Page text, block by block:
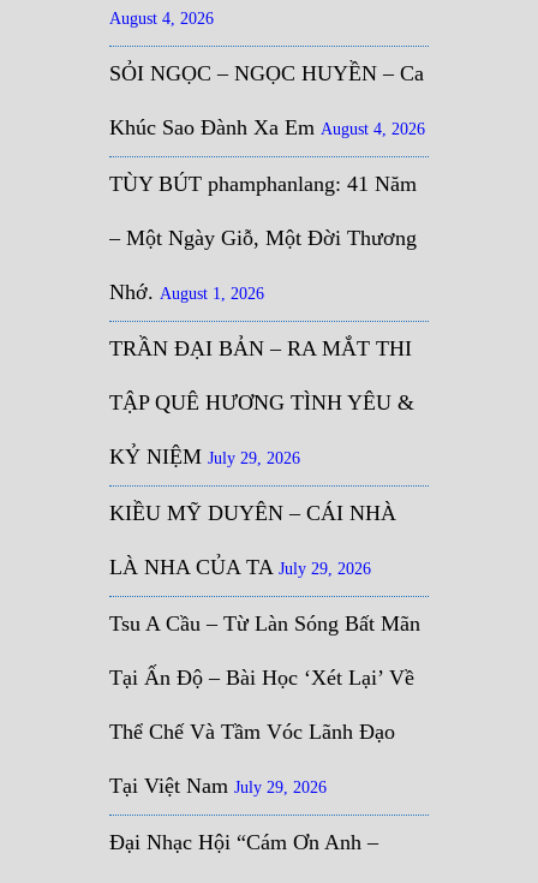
August 4, 2026
SỎI NGỌC – NGỌC HUYỀN – Ca
Khúc Sao Đành Xa Em August 4, 2026
TÙY BÚT phamphanlang: 41 Năm
– Một Ngày Giỗ, Một Đời Thương
Nhớ. August 1, 2026
TRẦN ĐẠI BẢN – RA MẮT THI
TẬP QUÊ HƯƠNG TÌNH YÊU &
KỶ NIỆM July 29, 2026
KIỀU MỸ DUYÊN – CÁI NHÀ
LÀ NHA CỦA TA July 29, 2026
Tsu A Cầu – Từ Làn Sóng Bất Mãn
Tại Ấn Độ – Bài Học ‘Xét Lại’ Về
Thể Chế Và Tầm Vóc Lãnh Đạo
Tại Việt Nam July 29, 2026
Đại Nhạc Hội “Cám Ơn Anh –